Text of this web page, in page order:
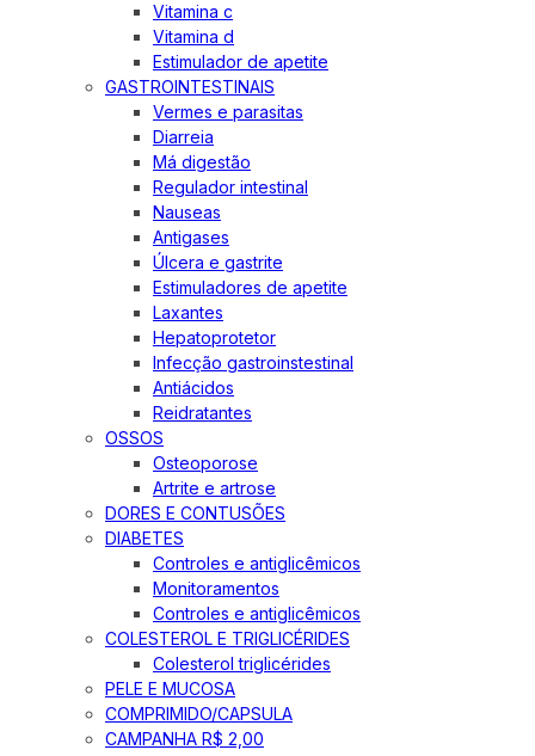
Vitamina c
Vitamina d
Estimulador de apetite
GASTROINTESTINAIS
Vermes e parasitas
Diarreia
Má digestão
Regulador intestinal
Nauseas
Antigases
Úlcera e gastrite
Estimuladores de apetite
Laxantes
Hepatoprotetor
Infecção gastroinstestinal
Antiácidos
Reidratantes
OSSOS
Osteoporose
Artrite e artrose
DORES E CONTUSÕES
DIABETES
Controles e antiglicêmicos
Monitoramentos
Controles e antiglicêmicos
COLESTEROL E TRIGLICÉRIDES
Colesterol triglicérides
PELE E MUCOSA
COMPRIMIDO/CAPSULA
CAMPANHA R$ 2,00